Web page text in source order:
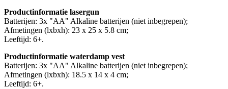
Productinformatie lasergun
Batterijen: 3x "AA" Alkaline batterijen (niet inbegrepen);
Afmetingen (lxbxh): 23 x 25 x 5.8 cm;
Leeftijd: 6+.
Productinformatie waterdamp vest
Batterijen: 3x "AA" Alkaline batterijen (niet inbegrepen);
Afmetingen (lxbxh): 18.5 x 14 x 4 cm;
Leeftijd: 6+.